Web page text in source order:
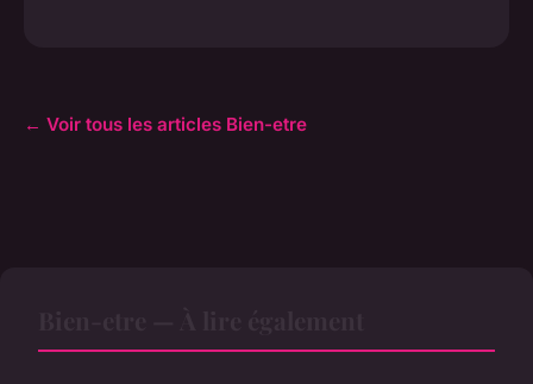
← Voir tous les articles Bien-etre